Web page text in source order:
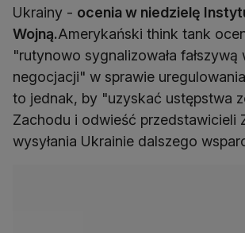
Ukrainy - ocenia w niedzielę
Wojną.Amerykański think tank
"rutynowo sygnalizowała fałszywą
negocjacji" w sprawie
to jednak, by "uzyskać ustępstwa
Zachodu i odwieść przedstawicieli
wysyłania Ukrainie dalszego